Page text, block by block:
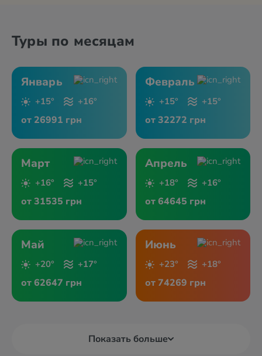
Туры по месяцам
Январь
+15° +16°
от 26991 грн
Февраль
+15° +15°
от 32272 грн
Март
+16° +15°
от 31535 грн
Апрель
+18° +16°
от 64645 грн
Май
+20° +17°
от 62647 грн
Июнь
+23° +18°
от 74269 грн
Показать больше